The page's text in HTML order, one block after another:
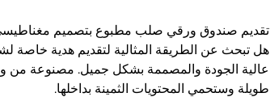
تقديم صندوق ورقي صلب مطبوع بتصميم
هل تبحث عن الطريقة المثالية لتقديم هدية خاصة
عالية الجودة والمصممة بشكل جميل. مصنوعة من
طويلة وستحمي المحتويات الثمينة بداخلها.